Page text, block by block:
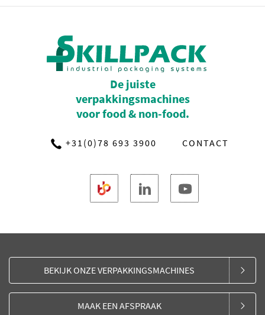
De juiste
verpakkingsmachines
voor food & non-food.
+31(0)78 693 3900 CONTACT
BEKIJK ONZE VERPAKKINGSMACHINES
MAAK EEN AFSPRAAK